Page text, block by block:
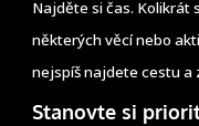
Najděte si čas. Kolikrát
některých věcí nebo
nejspíš najdete cestu a
Stanovte si